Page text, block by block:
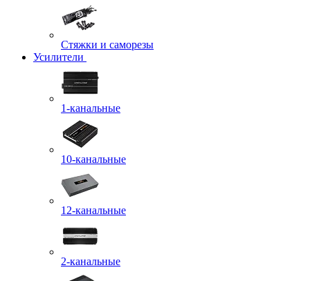
Стяжки и саморезы
Усилители
1-канальные
10-канальные
12-канальные
2-канальные